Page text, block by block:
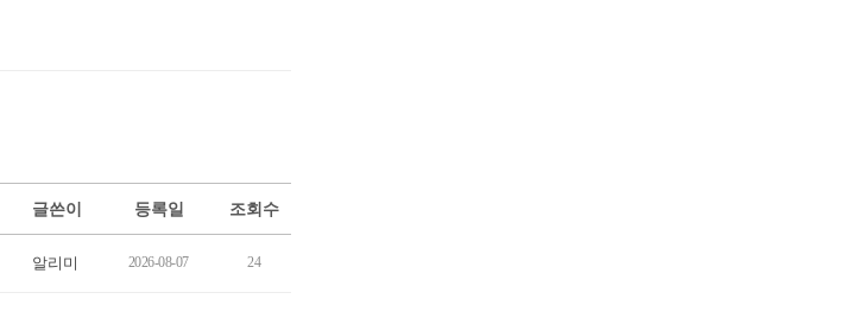
글쓴이 등록일 조회수
알리미 2026-08-07 24